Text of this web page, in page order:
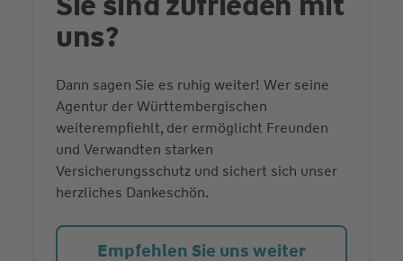
uns?
Dann sagen Sie es ruhig weiter! Wer seine
Agentur der Württembergischen
weiterempfiehlt, der ermöglicht Freunden
und Verwandten starken
Versicherungsschutz und sichert sich unser
herzliches Dankeschön.
Empfehlen Sie uns weiter